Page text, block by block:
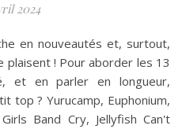
2024
plaisent ! Pour aborder les 13
et en parler en longueur,
top ? Yurucamp, Euphonium,
Band Cry, Jellyfish Can't